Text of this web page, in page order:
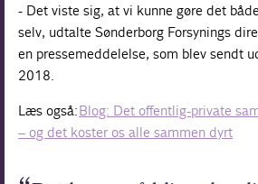
- Det viste sig, at vi kunne gøre det
selv, udtalte Sønderborg Forsynings
en pressemeddelelse, som blev sendt
2018.
Læs også:Blog: Det offentlig-private
– og det koster os alle sammen dyrt